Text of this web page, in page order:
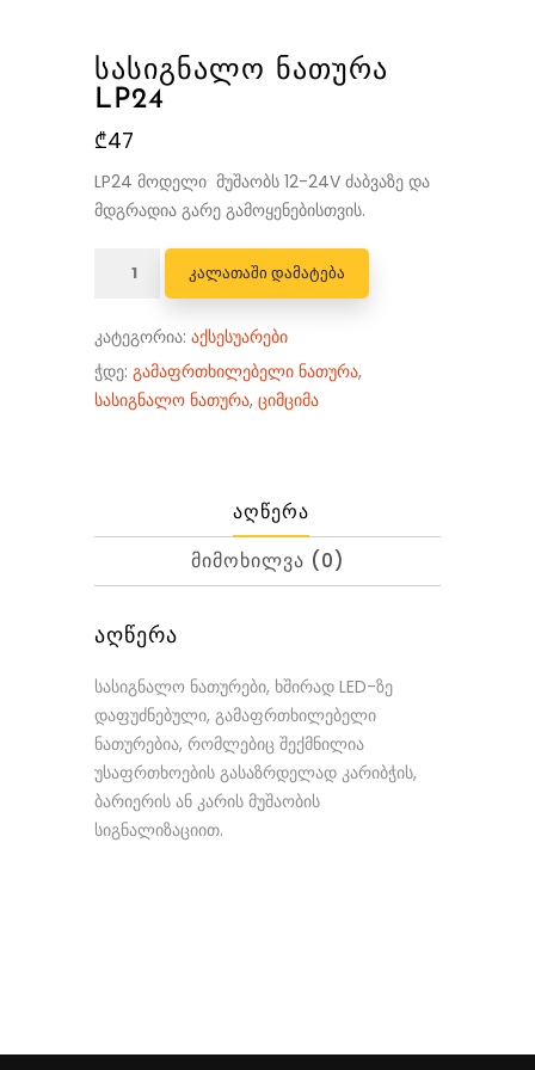
ᲡᲐᲡᲘᲒᲜᲐᲚᲝ ᲜᲐᲗᲣᲠᲐ
LP24
₾47
LP24 მოდელი მუშაობს 12-24V ძაბვაზე და
მდგრადია გარე გამოყენებისთვის.
რაოდენობა:
სასიგნალო
LP24
ᲙᲐᲚᲐᲗᲐᲨᲘ ᲓᲐᲛᲐᲢᲔᲑᲐ
კატეგორია: აქსესუარები
ჭდე: გამაფრთხილებელი ნათურა,
სასიგნალო ნათურა, ციმციმა
ᲐᲦᲬᲔᲠᲐ
ᲛᲘᲛᲝᲮᲘᲚᲕᲐ (0)
ᲐᲦᲬᲔᲠᲐ
სასიგნალო ნათურები, ხშირად LED-ზე
დაფუძნებული, გამაფრთხილებელი
ნათურებია, რომლებიც შექმნილია
უსაფრთხოების გასაზრდელად კარიბჭის,
ბარიერის ან კარის მუშაობის
სიგნალიზაციით.